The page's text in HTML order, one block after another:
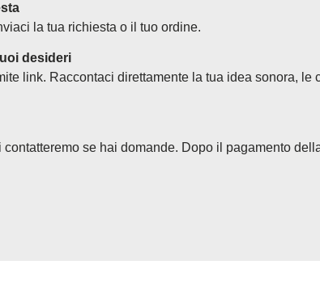
la tua richiesta o il tuo ordine.
desideri
link. Raccontaci direttamente la tua idea sonora, le
se hai domande. Dopo il pagamento